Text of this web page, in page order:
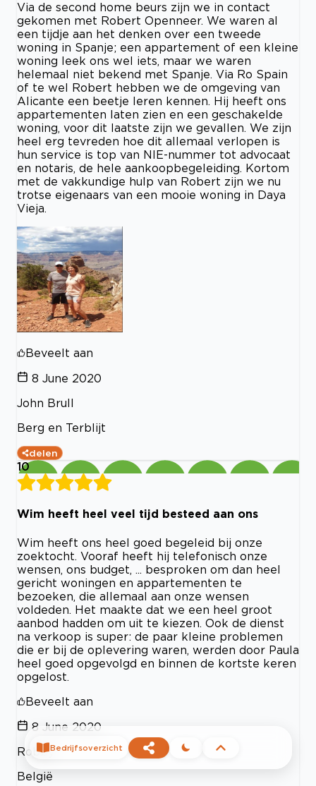
Via de second home beurs zijn we in contact
gekomen met Robert Openneer. We waren al
een tijdje aan het denken over een tweede
woning in Spanje; een appartement of een kleine
woning leek ons wel iets, maar we waren
helemaal niet bekend met Spanje. Via Ro Spain
of te wel Robert hebben we de omgeving van
Alicante een beetje leren kennen. Hij heeft ons
appartementen laten zien en een geschakelde
woning, voor dit laatste zijn we gevallen. We zijn
heel erg tevreden hoe dit allemaal verlopen is
hun service is top van NIE-nummer tot advocaat
en notaris, de hele aankoopbegeleiding. Kortom
met de vakkundige hulp van Robert zijn we nu
trotse eigenaars van een mooie woning in Daya
Vieja.
Beveelt aan
8 June 2020
John Brull
Berg en Terblijt
delen
10
Wim heeft heel veel tijd besteed aan ons
Wim heeft ons heel goed begeleid bij onze
zoektocht. Vooraf heeft hij telefonisch onze
wensen, ons budget, ... besproken om dan heel
gericht woningen en appartementen te
bezoeken, die allemaal aan onze wensen
voldeden. Het maakte dat we een heel groot
aanbod hadden om uit te kiezen. Ook de dienst
na verkoop is super: de paar kleine problemen
die er bij de oplevering waren, werden door Paula
heel goed opgevolgd en binnen de kortste keren
opgelost.
Beveelt aan
8 June 2020
Robby
België
Bedrijfsoverzicht